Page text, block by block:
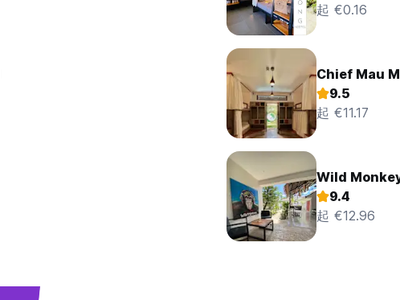
起 €0.16
Chief Mau
9.5
起 €11.17
Wild
9.4
起 €12.96